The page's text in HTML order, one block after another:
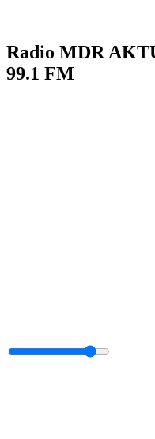
Radio MDR
99.1 FM